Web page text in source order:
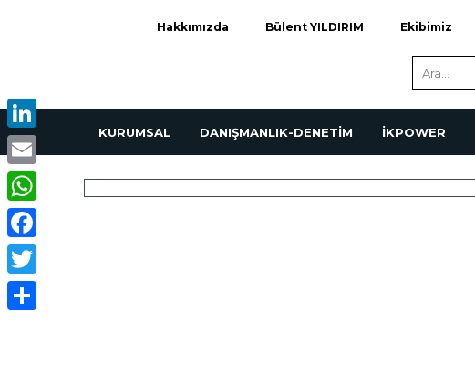
Hakkımızda Bülent YILDIRIM Ekibimiz
KURUMSAL DANIŞMANLIK-DENETİM İKPOWER
LinkedIn
Email
WhatsApp
Facebook
Twitter